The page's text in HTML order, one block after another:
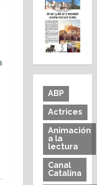
ABP
Actrices
Animación
a la
lectura
Canal
Catalina